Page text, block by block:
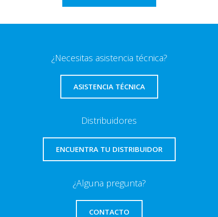
¿Necesitas asistencia técnica?
ASISTENCIA TÉCNICA
Distribuidores
ENCUENTRA TU DISTRIBUIDOR
¿Alguna pregunta?
CONTACTO